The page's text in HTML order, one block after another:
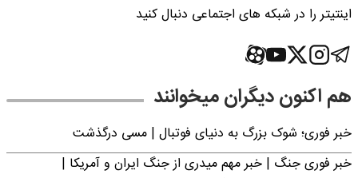
اینتیتر را در شبکه های اجتماعی دنبال کنید
هم اکنون دیگران میخوانند
خبر فوری؛‌ شوک بزرگ به دنیای فوتبال | مسی درگذشت
خبر فوری جنگ | خبر مهم میدری از جنگ ایران و آمریکا |